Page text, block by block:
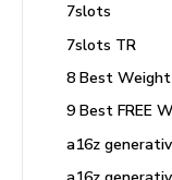
7slots
7slots TR
8 Best Weight
9 Best FREE
a16z